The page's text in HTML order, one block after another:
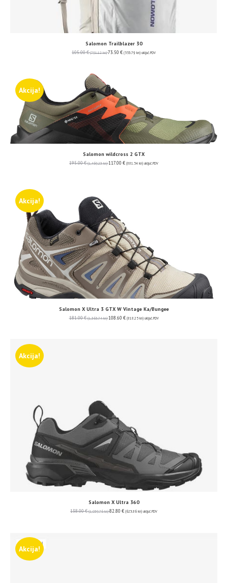
Salomon Trailblazer 30
105.00€ (791.12 kn) 73.50 € (553.79 kn) uključ. PDV
Akcija!
Salomon wildcross 2 GTX
195.00€ (1,469.23 kn) 117.00 € (881.54 kn) uključ. PDV
Akcija!
Salomon X Ultra 3 GTX W Vintage Ka/Bungee
181.00€ (1,363.74 kn) 108.60 € (818.25 kn) uključ. PDV
Akcija!
Salomon X Ultra 360
138.00€ (1,039.76 kn) 82.80 € (623.86 kn) uključ. PDV
Akcija!